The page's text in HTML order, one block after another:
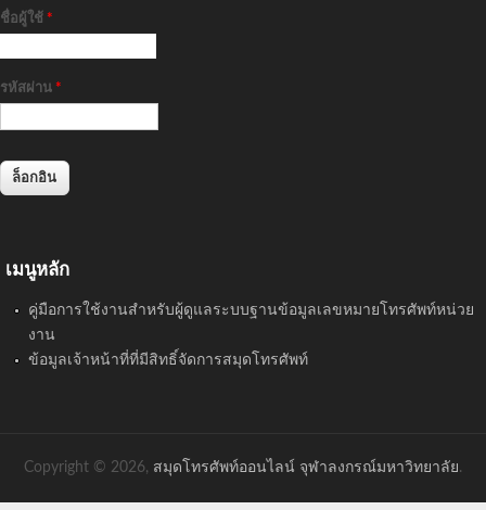
ชื่อผู้ใช้ *
รหัสผ่าน *
เมนูหลัก
คู่มือการใช้งานสำหรับผู้ดูแลระบบฐานข้อมูลเลขหมายโทรศัพท์หน่วย
งาน
ข้อมูลเจ้าหน้าที่ที่มีสิทธิ์จัดการสมุดโทรศัพท์
Copyright © 2026, สมุดโทรศัพท์ออนไลน์ จุฬาลงกรณ์มหาวิทยาลัย.